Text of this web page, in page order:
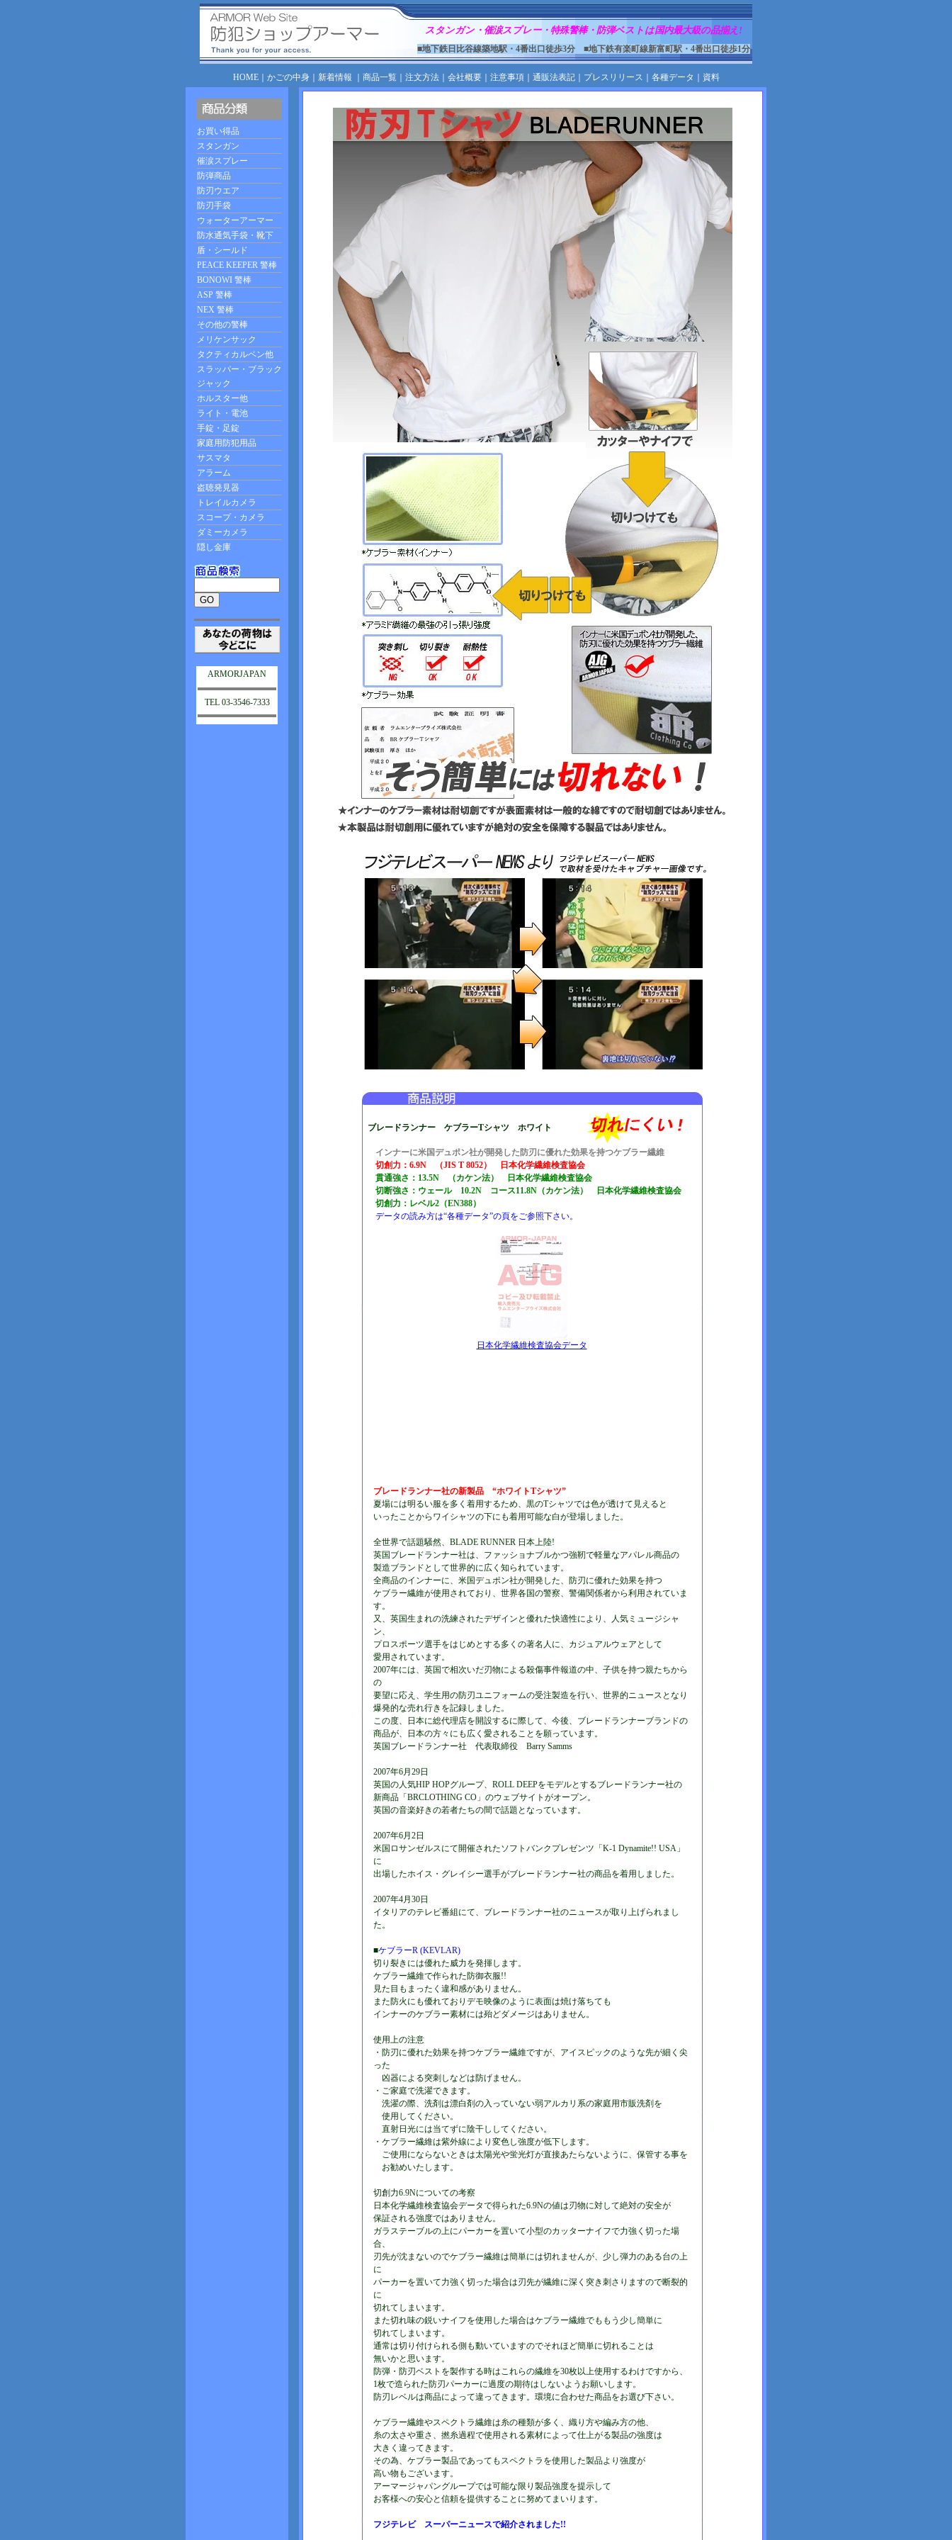
スタンガン・催涙スプレー・特殊警棒・防弾ベストは国内最大級の品揃え!
■地下鉄日比谷線築地駅・4番出口徒歩3分 ■地下鉄有楽町線新富町駅・4番出口徒歩1分
HOME｜ かごの中身｜ 新着情報 商品一覧｜ 注文方法｜ 会社概要｜ 注意事項｜ 通販法表記｜ プレスリリース 各種データ 資料
ARMORJAPAN
TEL 03-3546-7333
ブレードランナー ケブラーTシャツ ホワイト
インナーに米国デュポン社が開発した防刃に優れた効果を持つケブラー繊維
切創力：6.9N （JIS T 8052） 日本化学繊維検査協会
貫通強さ：13.5N （カケン法） 日本化学繊維検査協会
切断強さ：ウェール 10.2N コース11.8N（カケン法） 日本化学繊維検査協会
切創力：レベル2（EN388）
データの読み方は“各種データ”の頁をご参照下さい。
日本化学繊維検査協会データ
ブレードランナー社の新製品 “ホワイトTシャツ”
夏場には明るい服を多く着用するため、黒のTシャツでは色が透けて見えると
いったことからワイシャツの下にも着用可能な白が登場しました。
全世界で話題騒然、BLADE RUNNER 日本上陸!
英国ブレードランナー社は、ファッショナブルかつ強靭で軽量なアパレル商品の
製造ブランドとして世界的に広く知られています。
全商品のインナーに、米国デュポン社が開発した、防刃に優れた効果を持つ
ケブラー繊維が使用されており、世界各国の警察、警備関係者から利用されていま
す。
又、英国生まれの洗練されたデザインと優れた快適性により、人気ミュージシャ
ン、
プロスポーツ選手をはじめとする多くの著名人に、カジュアルウェアとして
愛用されています。
2007年には、英国で相次いだ刃物による殺傷事件報道の中、子供を持つ親たちから
の
要望に応え、学生用の防刃ユニフォームの受注製造を行い、世界的ニュースとなり
爆発的な売れ行きを記録しました。
この度、日本に総代理店を開設するに際して、今後、ブレードランナーブランドの
商品が、日本の方々にも広く愛されることを願っています。
英国ブレードランナー社 代表取締役 Barry Samms
2007年6月29日
英国の人気HIP HOPグループ、ROLL DEEPをモデルとするブレードランナー社の
新商品「BRCLOTHING CO」のウェブサイトがオープン。
英国の音楽好きの若者たちの間で話題となっています。
2007年6月2日
米国ロサンゼルスにて開催されたソフトバンクプレゼンツ「K-1 Dynamite!! USA」
に
出場したホイス・グレイシー選手がブレードランナー社の商品を着用しました。
2007年4月30日
イタリアのテレビ番組にて、ブレードランナー社のニュースが取り上げられまし
た。
■ケブラーR (KEVLAR)
切り裂きには優れた威力を発揮します。
ケブラー繊維で作られた防御衣服!!
見た目もまったく違和感がありません。
また防火にも優れておりデモ映像のように表面は焼け落ちても
インナーのケブラー素材には殆どダメージはありません。
使用上の注意
・防刃に優れた効果を持つケブラー繊維ですが、アイスピックのような先が細く尖
った
凶器による突刺しなどは防げません。
・ご家庭で洗濯できます。
洗濯の際、洗剤は漂白剤の入っていない弱アルカリ系の家庭用市販洗剤を
使用してください。
直射日光には当てずに陰干ししてください。
・ケブラー繊維は紫外線により変色し強度が低下します。
ご使用にならないときは太陽光や蛍光灯が直接あたらないように、保管する事を
お勧めいたします。
切創力6.9Nについての考察
日本化学繊維検査協会データで得られた6.9Nの値は刃物に対して絶対の安全が
保証される強度ではありません。
ガラステーブルの上にパーカーを置いて小型のカッターナイフで力強く切った場
合、
刃先が沈まないのでケブラー繊維は簡単には切れませんが、少し弾力のある台の上
に
パーカーを置いて力強く切った場合は刃先が繊維に深く突き刺さりますので断裂的
に
切れてしまいます。
また切れ味の鋭いナイフを使用した場合はケブラー繊維でももう少し簡単に
切れてしまいます。
通常は切り付けられる側も動いていますのでそれほど簡単に切れることは
無いかと思います。
防弾・防刃ベストを製作する時はこれらの繊維を30枚以上使用するわけですから、
1枚で造られた防刃パーカーに過度の期待はしないようお願いします。
防刃レベルは商品によって違ってきます。環境に合わせた商品をお選び下さい。
ケブラー繊維やスペクトラ繊維は糸の種類が多く、織り方や編み方の他、
糸の太さや重さ、撚糸過程で使用される素材によって仕上がる製品の強度は
大きく違ってきます。
その為、ケブラー製品であってもスペクトラを使用した製品より強度が
高い物もございます。
アーマージャパングループでは可能な限り製品強度を提示して
お客様への安心と信頼を提供することに努めてまいります。
フジテレビ スーパーニュースで紹介されました!!